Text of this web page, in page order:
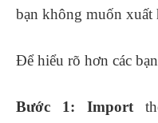
bạn không muốn xuất
Để hiểu rõ hơn các
Bước 1: Import